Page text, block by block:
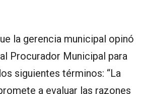
la gerencia municipal opinó
Procurador Municipal para
siguientes términos: “La
a evaluar las razones